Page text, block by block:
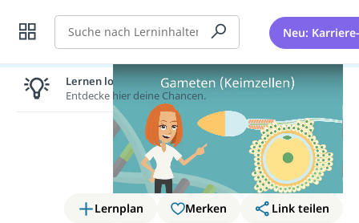
Suche Neu:
Lernplan Merken
Link teilen
Lernen lohnt sich!
Entdecke hier deine Chancen.